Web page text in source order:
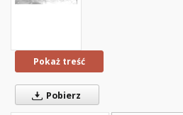
Pokaż treść
Pobierz